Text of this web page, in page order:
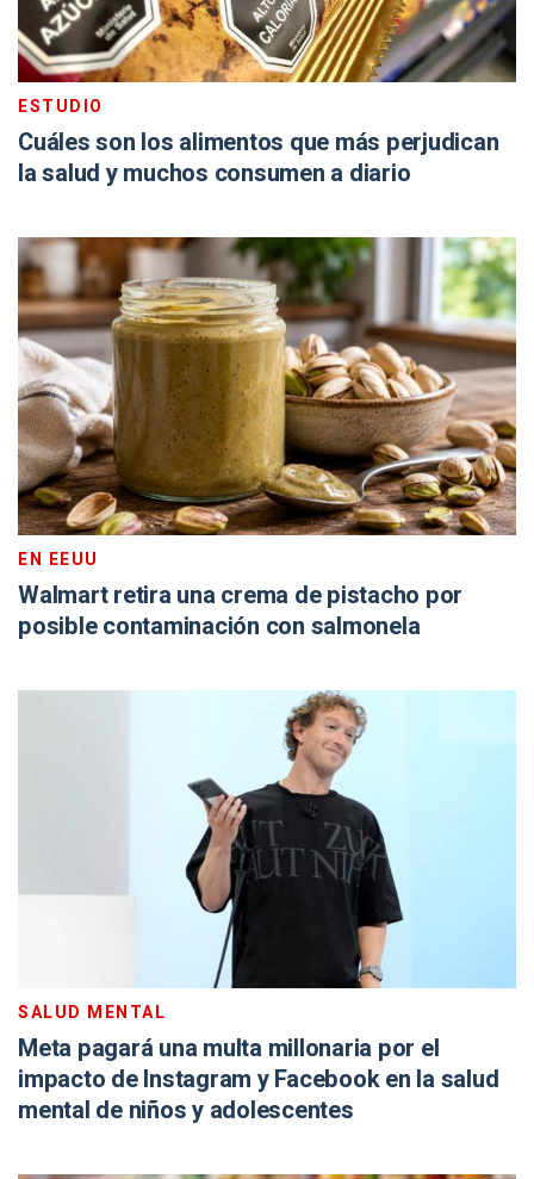
ESTUDIO
Cuáles son los alimentos que más perjudican
la salud y muchos consumen a diario
EN EEUU
Walmart retira una crema de pistacho por
posible contaminación con salmonela
SALUD MENTAL
Meta pagará una multa millonaria por el
impacto de Instagram y Facebook en la salud
mental de niños y adolescentes